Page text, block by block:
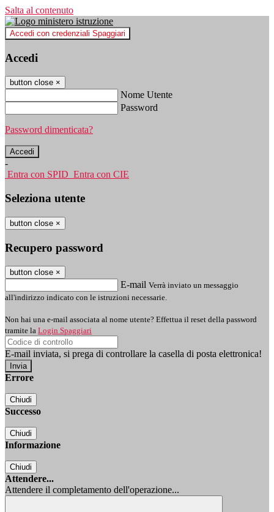
Salta al contenuto
Accedi con credenziali Spaggiari
Accedi
button close ×
Nome Utente
Password
Password dimenticata?
-
Entra con SPID Entra con CIE
Seleziona utente
button close ×
Recupero password
button close ×
E-mail Verrà inviato un messaggio
all'indirizzo indicato con le istruzioni necessarie.
Non hai una e-mail associata al nome utente? Effettua il reset della password
tramite la Login Spaggiari
E-mail inviata, si prega di controllare la casella di posta elettronica!
Errore
Chiudi
Successo
Chiudi
Informazione
Chiudi
Attendere...
Attendere il completamento dell'operazione...